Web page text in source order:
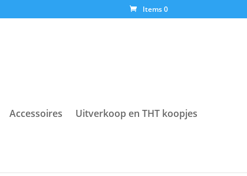
Items 0
Accessoires
Uitverkoop en THT koopjes